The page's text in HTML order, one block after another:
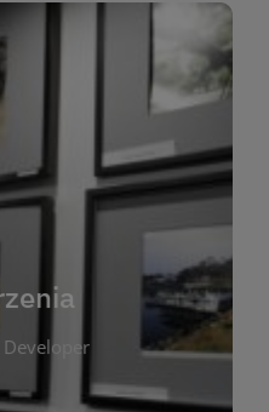
informacje o
organizowanych przez
zapowiedzi spotkań
prelekcji i zajęć
grup wiekowych. Każde
promowanie kultury
społeczności lokalnej.
możesz łatwo